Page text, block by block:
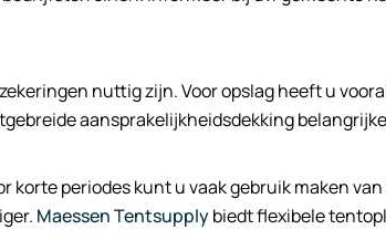
nuttig zijn. Voor opslag heeft u
aansprakelijkheidsdekking
korte periodes kunt u vaak gebruik maken
Maessen Tentsupplybiedt flexibele